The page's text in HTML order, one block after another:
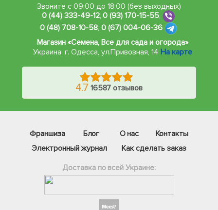
Звоните с 09:00 до 18:00 (без выходных)
0 (44) 333-49-12,0 (93) 170-15-55,
0 (48) 708-10-58, 0 (67) 004-06-36
Магазин «Семена, Все для сада и огорода»
Украина, г. Одесса, ул.Привозная, 14 На карте
4.7 16587 отзывов
Франшиза Блог О нас
Контакты
Электронный журнал
Как сделать заказ
Доставка по всей Украине: